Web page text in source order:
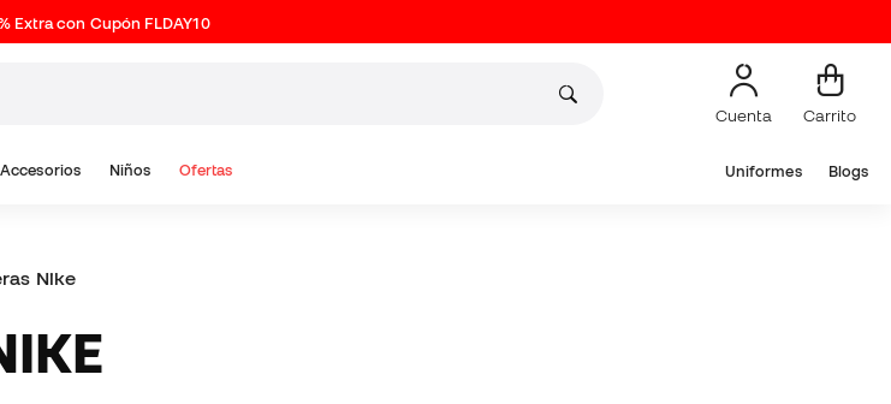
Extra con Cupón FLDAY10
Cuenta Carrito
Accesorios Niños Ofertas Uniformes Blogs
Nike